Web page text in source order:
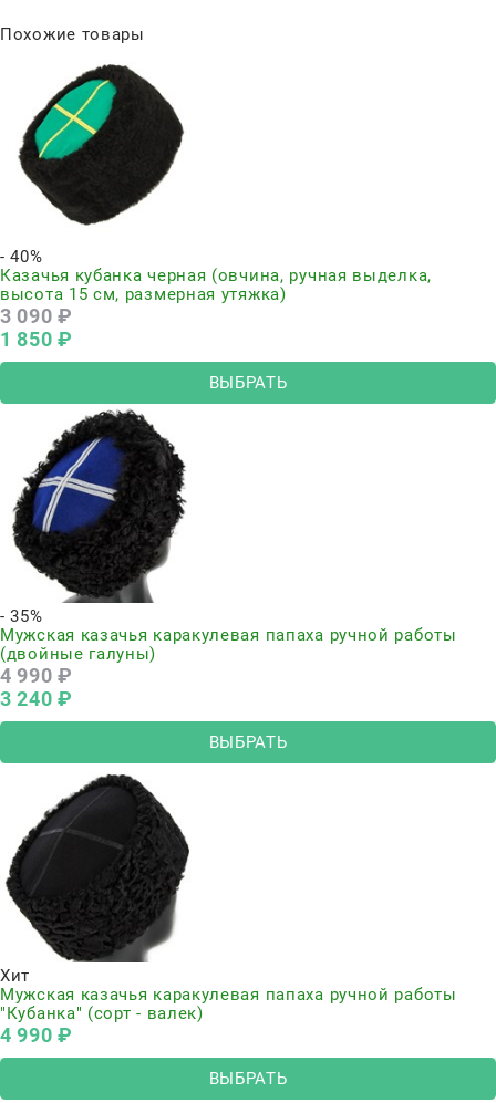
Похожие товары
- 40%
Казачья кубанка черная (овчина, ручная выделка,
высота 15 см, размерная утяжка)
3 090 ₽
1 850 ₽
ВЫБРАТЬ
- 35%
Мужская казачья каракулевая папаха ручной работы
(двойные галуны)
4 990 ₽
3 240 ₽
ВЫБРАТЬ
Хит
Мужская казачья каракулевая папаха ручной работы
"Кубанка" (сорт - валек)
4 990 ₽
ВЫБРАТЬ